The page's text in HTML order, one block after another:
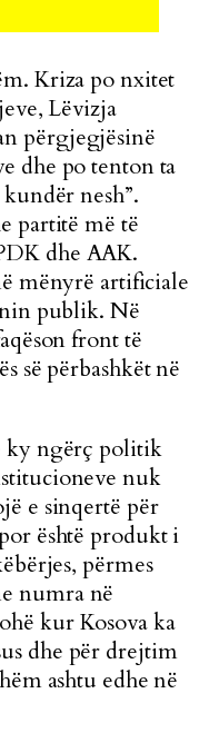
Kriza po nxitet
Lëvizja
përgjegjësinë
dhe po tenton ta
nesh”.
partitë më të
dhe AAK.
mënyrë artificiale
publik. Në
front të
së përbashkët në
ky ngërç politik
nuk
e sinqertë për
është produkt i
përmes
numra në
kur Kosova ka
dhe për drejtim
ashtu edhe në